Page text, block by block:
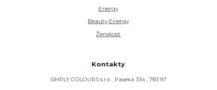
Energy
Beauty Energy
Ženskost
Kontakty
SIMPLY COLOURS s.r.o. , Paseka 334 , 783 97